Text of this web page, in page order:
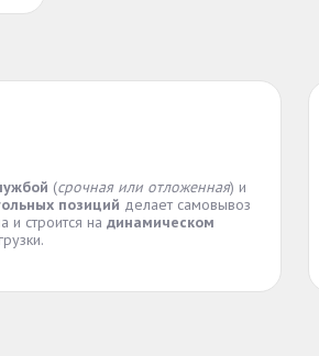
(срочная или отложенная) и
позиций делает самовывоз
и строится на динамическом